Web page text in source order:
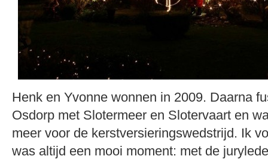
Henk en Yvonne wonnen in 2009. Daarna
Osdorp met Slotermeer en Slotervaart en
meer voor de kerstversieringswedstrijd. Ik
was altijd een mooi moment: met de